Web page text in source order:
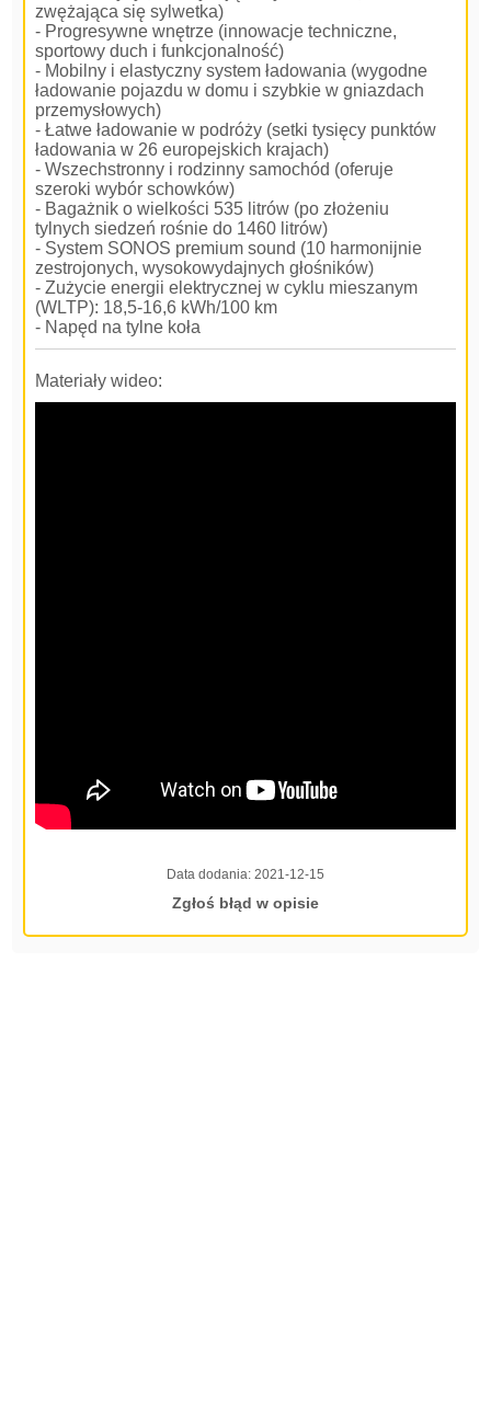
zwężająca się sylwetka)
- Progresywne wnętrze (innowacje techniczne,
sportowy duch i funkcjonalność)
- Mobilny i elastyczny system ładowania (wygodne
ładowanie pojazdu w domu i szybkie w gniazdach
przemysłowych)
- Łatwe ładowanie w podróży (setki tysięcy punktów
ładowania w 26 europejskich krajach)
- Wszechstronny i rodzinny samochód (oferuje
szeroki wybór schowków)
- Bagażnik o wielkości 535 litrów (po złożeniu
tylnych siedzeń rośnie do 1460 litrów)
- System SONOS premium sound (10 harmonijnie
zestrojonych, wysokowydajnych głośników)
- Zużycie energii elektrycznej w cyklu mieszanym
(WLTP): 18,5-16,6 kWh/100 km
- Napęd na tylne koła
Materiały wideo:
Data dodania: 2021-12-15
Zgłoś błąd w opisie